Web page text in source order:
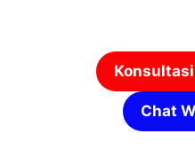
Chat